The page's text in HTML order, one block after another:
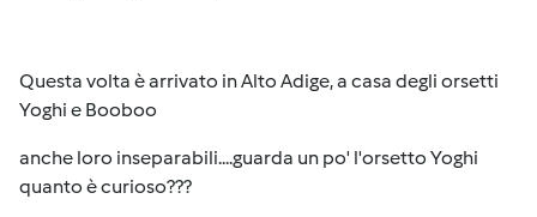
Questa volta è arrivato in Alto Adige, a casa degli orsetti
Yoghi e Booboo
anche loro inseparabili....guarda un po' l'orsetto Yoghi
quanto è curioso???